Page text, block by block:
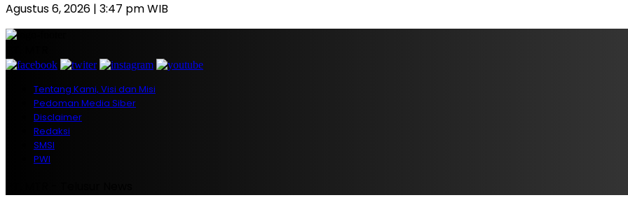
Agustus 6, 2026 | 3:47 pm WIB
Tentang Kami, Visi dan Misi
Pedoman Media Siber
Disclaimer
Redaksi
SMSI
PWI